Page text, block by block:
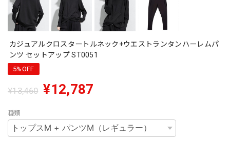
カジュアルクロスタートルネック+ウエストランタンハーレムパ
ンツ セットアップ ST0051
5%OFF
¥13,460 ¥12,787
種類